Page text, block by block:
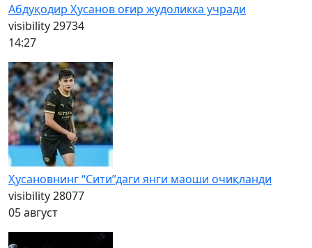
Абдуқодир Ҳусанов оғир жудоликка учради
visibility29734
14:27
Ҳусановнинг “Сити”даги янги маоши очиқланди
visibility28077
05 август